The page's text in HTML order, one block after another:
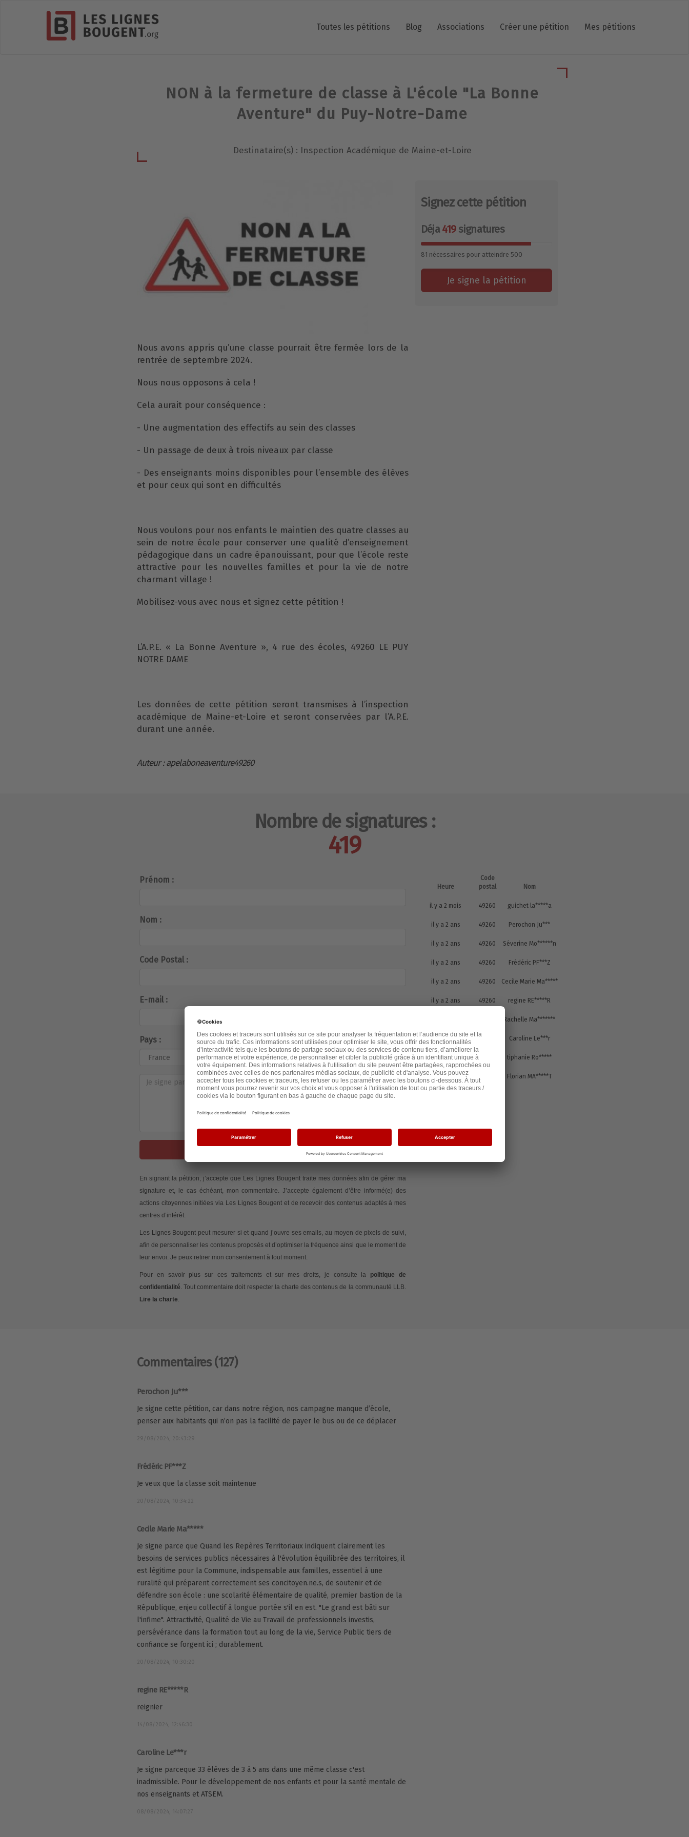
Toutes les pétitions Blog Associations Créer une pétition Mes pétitions
NON à la fermeture de classe à L'école "La Bonne
Aventure" du Puy-Notre-Dame
Destinataire(s) : Inspection Académique de Maine-et-Loire
Nous avons appris qu’une classe pourrait être fermée lors de la
rentrée de septembre 2024.
Nous nous opposons à cela !
Cela aurait pour conséquence :
- Une augmentation des effectifs au sein des classes
- Un passage de deux à trois niveaux par classe
- Des enseignants moins disponibles pour l’ensemble des élèves
et pour ceux qui sont en difficultés
Nous voulons pour nos enfants le maintien des quatre classes au
sein de notre école pour conserver une qualité d’enseignement
pédagogique dans un cadre épanouissant, pour que l’école reste
attractive pour les nouvelles familles et pour la vie de notre
charmant village !
Mobilisez-vous avec nous et signez cette pétition !
L’A.P.E. « La Bonne Aventure », 4 rue des écoles, 49260 LE PUY
NOTRE DAME
Les données de cette pétition seront transmises à l’inspection
académique de Maine-et-Loire et seront conservées par l’A.P.E.
durant une année.
Auteur : apelaboneaventure49260
Signez cette pétition
Déja419signatures
81 nécessaires pour atteindre 500
Je signe la pétition
Nombre de signatures :
419
Prénom :
Nom :
Code Postal :
E-mail :
Pays :
Je signe la pétition
En signant la pétition, j’accepte que Les Lignes Bougent traite mes données afin de gérer ma
signature et, le cas échéant, mon commentaire. J’accepte également d’être informé(e) des
actions citoyennes initiées via Les Lignes Bougent et de recevoir des contenus adaptés à mes
centres d’intérêt.
Les Lignes Bougent peut mesurer si et quand j’ouvre ses emails, au moyen de pixels de suivi,
afin de personnaliser les contenus proposés et d’optimiser la fréquence ainsi que le moment de
leur envoi. Je peux retirer mon consentement à tout moment.
Pour en savoir plus sur ces traitements et sur mes droits, je consulte la politique de
confidentialité. Tout commentaire doit respecter la charte des contenus de la communauté LLB.
Lire la charte.
Heure
Code
postal
Nom
il y a 2 mois 49260 guichet la*****a
il y a 2 ans 49260 Perochon Ju***
il y a 2 ans 49260 Séverine Mo******n
il y a 2 ans 49260 Frédéric PF***Z
il y a 2 ans 49260 Cecile Marie Ma*****
il y a 2 ans 49260 regine RE*****R
Rachelle Ma*******
il y a 2 ans 49260 Caroline Le***r
il y a 2 ans tiphanie Ro*****
il y a 2 ans 49260 Florian MA*****T
Commentaires (127)
Perochon Ju***
Je signe cette pétition, car dans notre région, nos campagne manque d’école,
penser aux habitants qui n’on pas la facilité de payer le bus ou de ce déplacer
29/08/2024, 20:43:29
Frédéric PF***Z
Je veux que la classe soit maintenue
20/08/2024, 10:34:22
Cecile Marie Ma*****
Je signe parce que Quand les Repères Territoriaux indiquent clairement les
besoins de services publics nécessaires à l'évolution équilibrée des territoires, il
est légitime pour la Commune, indispensable aux familles, essentiel à une
ruralité qui préparent correctement ses concitoyen.ne.s, de soutenir et de
défendre son école : une scolarité élémentaire de qualité, premier bastion de la
République, enjeu collectif à longue portée s'il en est. "Le grand est bâti sur
l'infime". Attractivité, Qualité de Vie au Travail de professionnels investis,
persévérance dans la formation tout au long de la vie, Service Public tiers de
confiance se forgent ici ; durablement.
20/08/2024, 10:30:20
regine RE*****R
reignier
14/08/2024, 12:46:30
Caroline Le***r
Je signe parceque 33 élèves de 3 à 5 ans dans une même classe c'est
inadmissible. Pour le développement de nos enfants et pour la santé mentale de
nos enseignants et ATSEM.
08/08/2024, 14:07:27